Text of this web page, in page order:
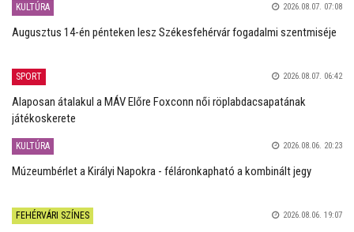
KULTÚRA 2026.08.07. 07:08
Augusztus 14-én pénteken lesz Székesfehérvár fogadalmi szentmiséje
SPORT 2026.08.07. 06:42
Alaposan átalakul a MÁV Előre Foxconn női röplabdacsapatának
játékoskerete
KULTÚRA 2026.08.06. 20:23
Múzeumbérlet a Királyi Napokra - féláronkapható a kombinált jegy
FEHÉRVÁRI SZÍNES 2026.08.06. 19:07